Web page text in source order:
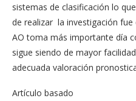
sistemas de clasificación lo
de realizar la investigación fue
AO toma más importante día
sigue siendo de mayor
adecuada valoración
Artículo basado